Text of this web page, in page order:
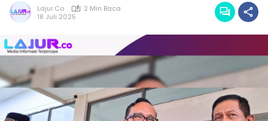
Lajur.co
2 Min Baca
18 Juli 2025